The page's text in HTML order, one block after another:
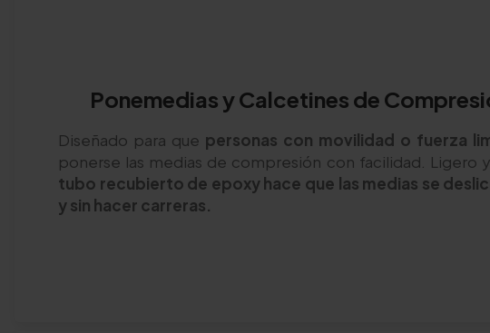
Ponemedias y Calcetines de
Diseñado para que personas con movilidad o fuerza
ponerse las medias de compresión con facilidad. Ligero
tubo recubierto de epoxy hace que las medias se
y sin hacer carreras.